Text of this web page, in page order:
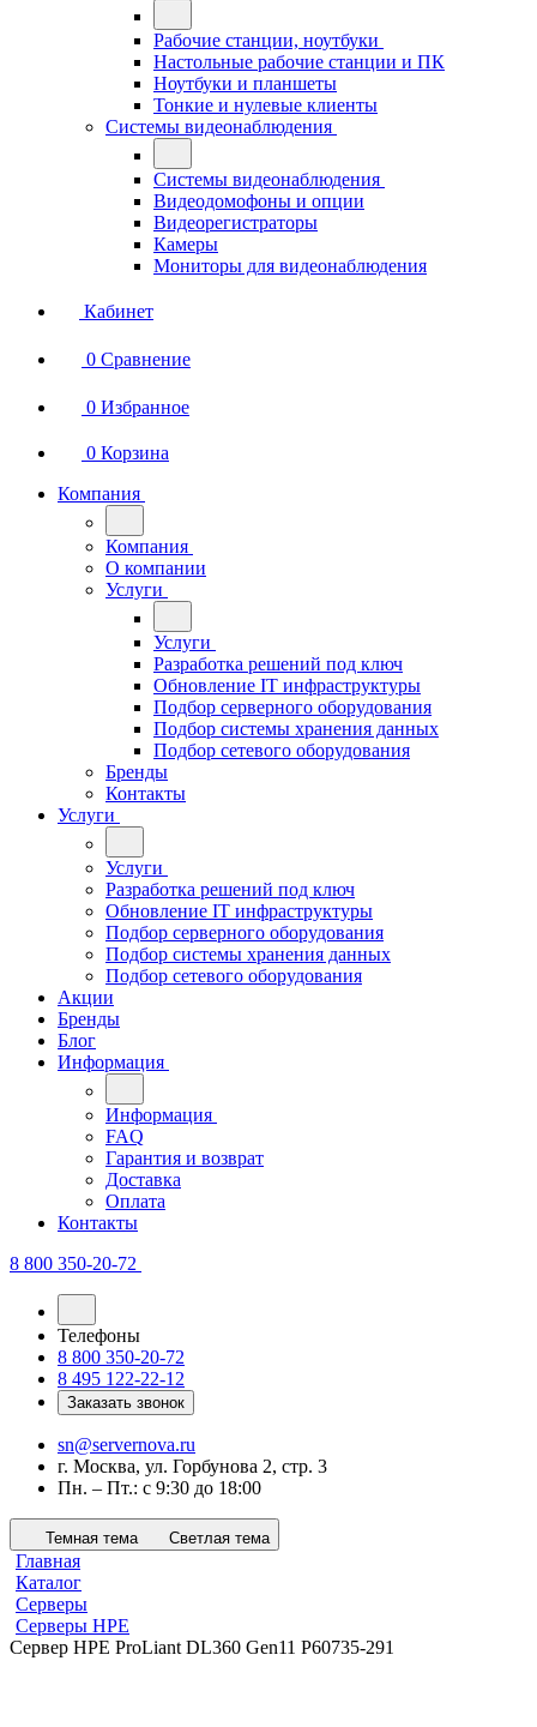
Рабочие станции, ноутбуки
Настольные рабочие станции и ПК
Ноутбуки и планшеты
Тонкие и нулевые клиенты
Системы видеонаблюдения
Системы видеонаблюдения
Видеодомофоны и опции
Видеорегистраторы
Камеры
Мониторы для видеонаблюдения
Кабинет
0 Сравнение
0 Избранное
0 Корзина
Компания
Компания
О компании
Услуги
Услуги
Разработка решений под ключ
Обновление IT инфраструктуры
Подбор серверного оборудования
Подбор системы хранения данных
Подбор сетевого оборудования
Бренды
Контакты
Услуги
Услуги
Разработка решений под ключ
Обновление IT инфраструктуры
Подбор серверного оборудования
Подбор системы хранения данных
Подбор сетевого оборудования
Акции
Бренды
Блог
Информация
Информация
FAQ
Гарантия и возврат
Доставка
Оплата
Контакты
8 800 350-20-72
Телефоны
8 800 350-20-72
8 495 122-22-12
Заказать звонок
sn@servernova.ru
г. Москва, ул. Горбунова 2, стр. 3
Пн. – Пт.: с 9:30 до 18:00
Темная тема Светлая тема
Главная
Каталог
Серверы
Серверы HPE
Сервер HPE ProLiant DL360 Gen11 P60735-291